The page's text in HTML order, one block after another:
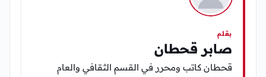
بقلم
صابر قحطان
قحطان كاتب ومحرر في القسم الثقافي والعام